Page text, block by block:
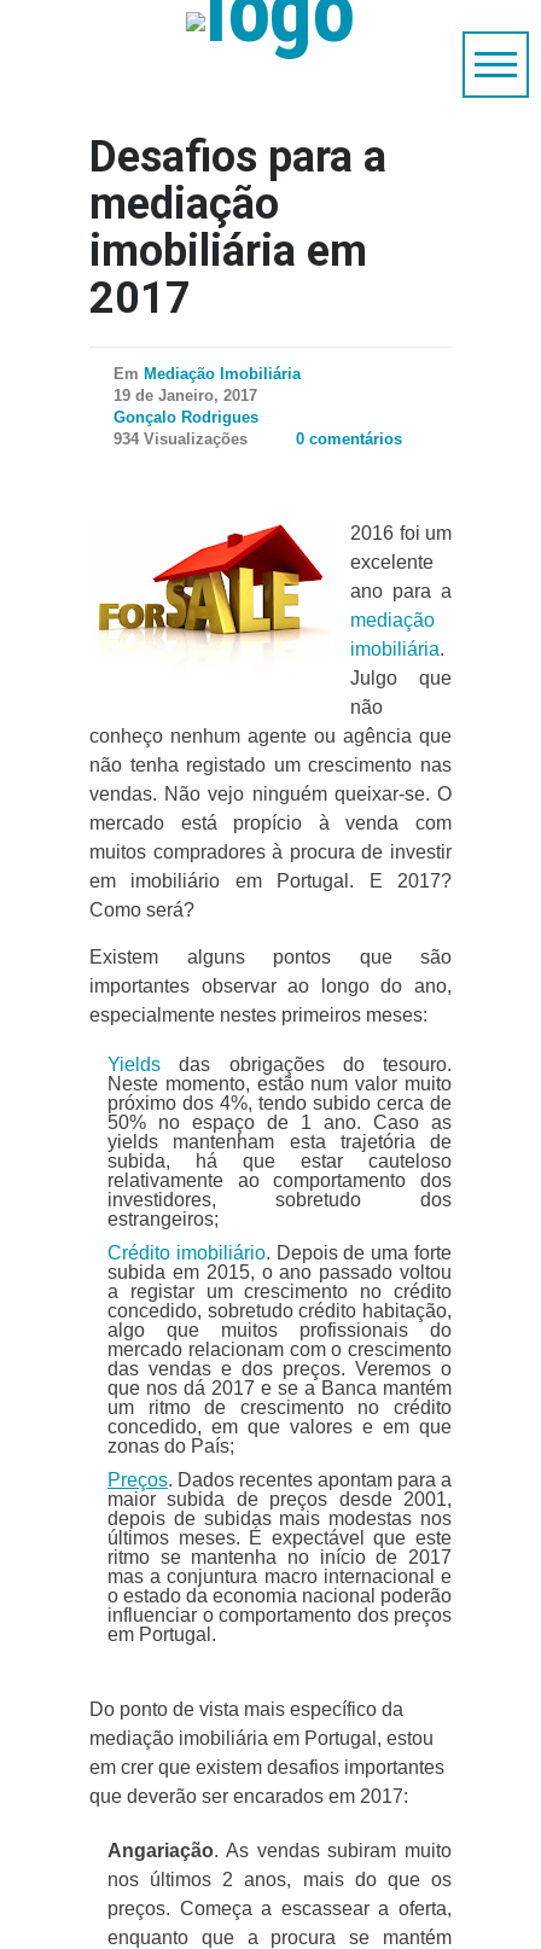
Desafios para a
mediação
imobiliária em
2017
Em Mediação Imobiliária
19 de Janeiro, 2017
Gonçalo Rodrigues
934 Visualizações
0 comentários
2016 foi um
excelente
ano para a
mediação
imobiliária.
Julgo que
não
conheço nenhum agente ou agência que
não tenha registado um crescimento nas
vendas. Não vejo ninguém queixar-se. O
mercado está propício à venda com
muitos compradores à procura de investir
em imobiliário em Portugal. E 2017?
Como será?
Existem alguns pontos que são
importantes observar ao longo do ano,
especialmente nestes primeiros meses:
Yields das obrigações do tesouro.
Neste momento, estão num valor muito
próximo dos 4%, tendo subido cerca de
50% no espaço de 1 ano. Caso as
yields mantenham esta trajetória de
subida, há que estar cauteloso
relativamente ao comportamento dos
investidores, sobretudo dos
estrangeiros;
Crédito imobiliário. Depois de uma forte
subida em 2015, o ano passado voltou
a registar um crescimento no crédito
concedido, sobretudo crédito habitação,
algo que muitos profissionais do
mercado relacionam com o crescimento
das vendas e dos preços. Veremos o
que nos dá 2017 e se a Banca mantém
um ritmo de crescimento no crédito
concedido, em que valores e em que
zonas do País;
Preços. Dados recentes apontam para a
maior subida de preços desde 2001,
depois de subidas mais modestas nos
últimos meses. É expectável que este
ritmo se mantenha no início de 2017
mas a conjuntura macro internacional e
o estado da economia nacional poderão
influenciar o comportamento dos preços
em Portugal.
Do ponto de vista mais específico da
mediação imobiliária em Portugal, estou
em crer que existem desafios importantes
que deverão ser encarados em 2017:
Angariação. As vendas subiram muito
nos últimos 2 anos, mais do que os
preços. Começa a escassear a oferta,
enquanto que a procura se mantém